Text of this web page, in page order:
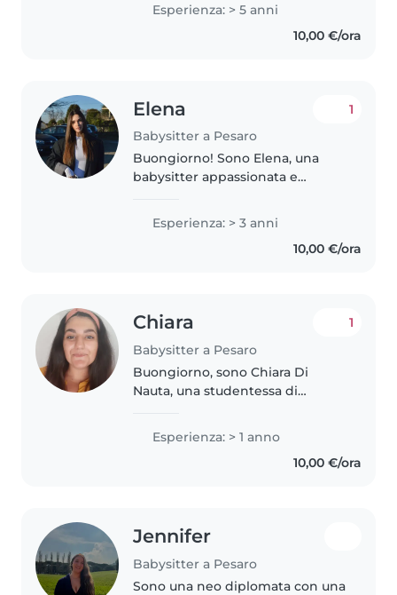
Formazione Primaria a Bologna
Esperienza: > 5 anni
10,00 €/ora
Elena
Babysitter a Pesaro
1
Buongiorno! Sono Elena, una
babysitter appassionata e
ricerca di una famiglia per
occuparmi il tempo in questi
mesi estivi in cui starò a Torino,..
Esperienza: > 3 anni
10,00 €/ora
Chiara
Babysitter a Pesaro
1
Buongiorno, sono Chiara Di
Nauta, una studentessa di
ragazza solare e creativa, adoro I
bambini e ho esperienza come
baby sitter e aiuto compiti. Ho
Esperienza: > 1 anno
10,00 €/ora
Jennifer
Babysitter a Pesaro
Sono una neo diplomata con una